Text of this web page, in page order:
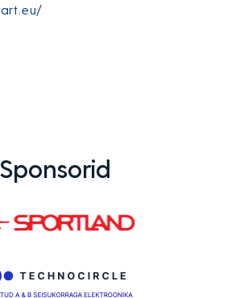
Sponsorid